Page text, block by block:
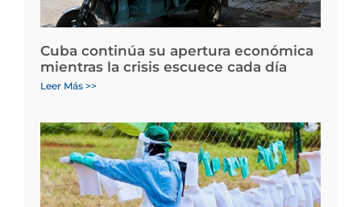
Cuba continúa su apertura económica
mientras la crisis escuece cada día
Leer Más >>